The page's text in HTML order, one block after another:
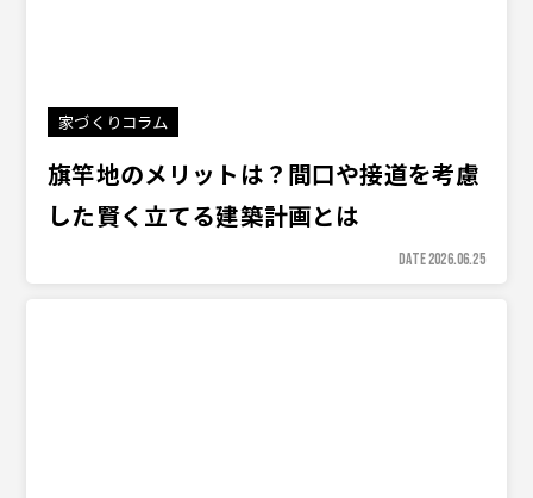
家づくりコラム
旗竿地のメリットは？間口や接道を考慮
した賢く立てる建築計画とは
DATE 2026.06.25